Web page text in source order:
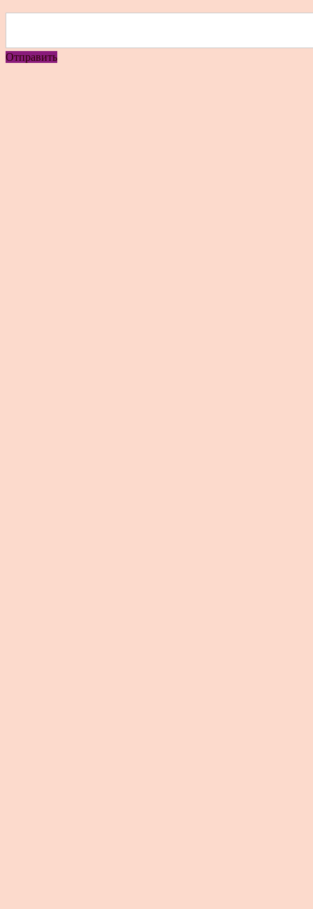
Отправить